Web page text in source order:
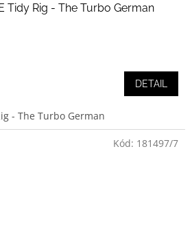
Tidy Rig - The Turbo German
DETAIL
- The Turbo German
Kód: 181497/7